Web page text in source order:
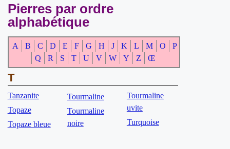
Pierres par ordre
alphabétique
A B C D E F G H J K L M O
P
Q
R S T U V W Y Z Œ
T
Tanzanite
Topaze
Topaze bleue
Tourmaline
Tourmaline
noire
Tourmaline
uvite
Turquoise